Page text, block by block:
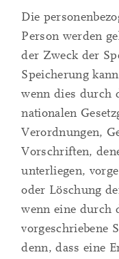
Die
Person werden
der Zweck der
Speicherung
wenn dies durch
nationalen
Verordnungen,
Vorschriften,
unterliegen,
oder Löschung
wenn eine durch
vorgeschriebene
denn, dass eine